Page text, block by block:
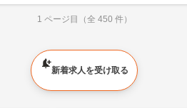
1 ページ目（全 450 件）
新着求人を受け取る